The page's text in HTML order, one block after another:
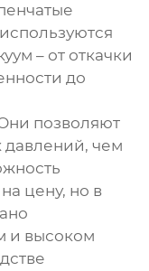
используются
– от откачки
до
позволяют
давлений, чем
цену, но в
и высоком